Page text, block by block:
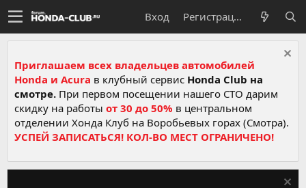
Вход Регистрация
Приглашаем всех владельцев автомобилей
Honda и Acura в клубный сервис Honda Club на
смотре. При первом посещении нашего СТО дарим
скидку на работы от 30 до 50% в центральном
отделении Хонда Клуб на Воробьевых горах (Смотра).
УСПЕЙ ЗАПИСАТЬСЯ! КОЛ-ВО МЕСТ ОГРАНИЧЕНО!